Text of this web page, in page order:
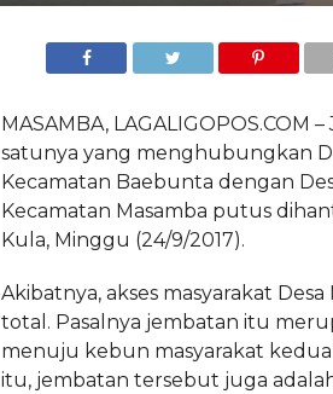
MASAMBA, LAGALIGOPOS.COM
satunya yang menghubungkan
Kecamatan Baebunta dengan
Kecamatan Masamba putus
Kula, Minggu (24/9/2017).
Akibatnya, akses masyarakat
total. Pasalnya jembatan itu
menuju kebun masyarakat kedua
itu, jembatan tersebut juga